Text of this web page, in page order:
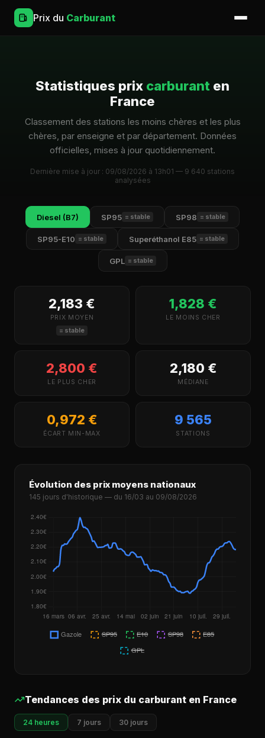
Prix du Carburant
Statistiques prix carburant en
France
Classement des stations les moins chères et les plus
chères, par enseigne et par département. Données
officielles, mises à jour quotidiennement.
Dernière mise à jour : 09/08/2026 à 13h01 — 9 640 stations
analysées
Diesel (B7) SP95 = stable SP98 = stable
SP95-E10 = stable Superéthanol E85 = stable
GPL = stable
2,183 €
PRIX MOYEN
= stable
1,828 €
LE MOINS CHER
2,800 €
LE PLUS CHER
2,180 €
MÉDIANE
0,972 €
ÉCART MIN-MAX
9 565
STATIONS
Évolution des prix moyens nationaux
145 jours d'historique — du 16/03 au 09/08/2026
Tendances des prix du carburant en France
24 heures 7 jours 30 jours